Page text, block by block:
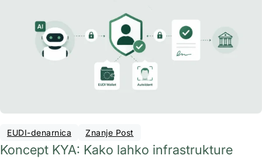
EUDI-denarnica Znanje Post
Koncept KYA: Kako lahko infrastrukture